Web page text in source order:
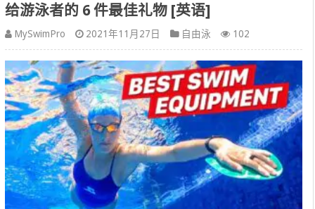
给游泳者的 6 件最佳礼物 [英语]
MySwimPro 2021年11月27日 自由泳 102